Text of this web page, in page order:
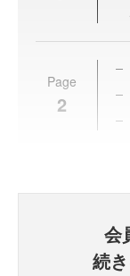
Page
2
会
続